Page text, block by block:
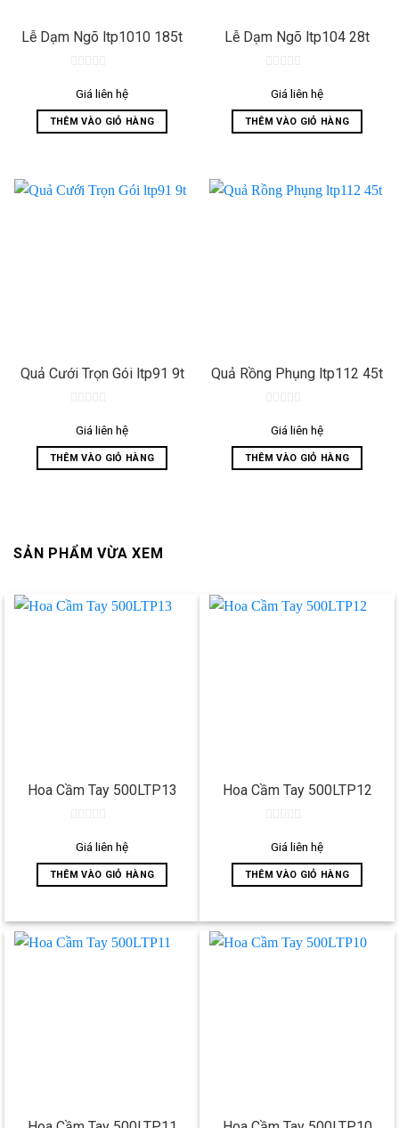
Lễ Dạm Ngõ ltp1010 185t
out
5
Giá liên hệ
THÊM VÀO GIỎ HÀNG
Lễ Dạm Ngõ ltp104 28t
out
5
Giá liên hệ
THÊM VÀO GIỎ HÀNG
Quả Cưới Trọn Gói ltp91 9t
out
5
Giá liên hệ
THÊM VÀO GIỎ HÀNG
Quả Rồng Phụng ltp112 45t
out
5
Giá liên hệ
THÊM VÀO GIỎ HÀNG
SẢN PHẨM VỪA XEM
Hoa Cầm Tay 500LTP13
out
5
Giá liên hệ
THÊM VÀO GIỎ HÀNG
Hoa Cầm Tay 500LTP12
out
5
Giá liên hệ
THÊM VÀO GIỎ HÀNG